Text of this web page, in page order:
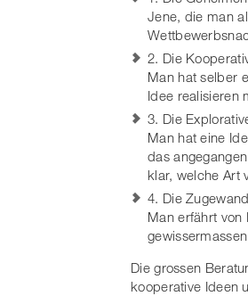
Jene, die man
2. Die
Man hat selber
Idee realisieren
3. Die
Man hat eine
das
klar, welche Art
4. Die
Man erfährt von
Die grossen
kooperative Ideen